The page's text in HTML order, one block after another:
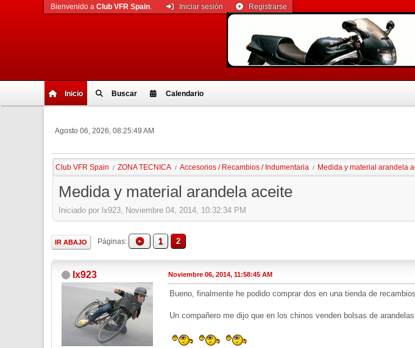
Inicio Buscar Calendario
Bienvenido a Club VFR Spain. Iniciar sesión Registrarse
Agosto 06, 2026, 08:25:49 AM
Club VFR Spain / ZONA TECNICA / Accesorios / Recambios / Indumentaria / Medida y material arandela
Medida y material arandela aceite
Iniciado por lx923, Noviembre 04, 2014, 10:32:34 PM
IR ABAJO Páginas 1 2
lx923 Noviembre 06, 2014, 11:58:45 AM
Bueno, finalmente he podido comprar dos en una tienda de
Un compañero me dijo que en los chinos venden bolsas de